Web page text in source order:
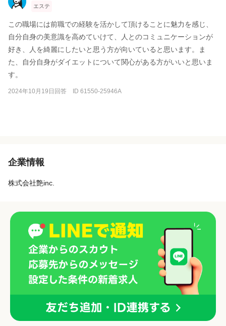
エステ
この職場には前職での経験を活かして頂けることに魅力を感じ、
自分自身の美意識を高めていけて、人とのコミュニケーションが
好き、人を綺麗にしたいと思う方が向いていると思います。ま
た、自分自身がダイエットについて関心がある方がいいと思いま
す。
2024年10月19日回答 ID 61550-25946A
企業情報
株式会社艶inc.